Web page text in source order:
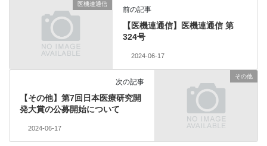
医機連通信
前の記事
【医機連通信】医機連通信 第
324号
2024-06-17
その他
次の記事
【その他】第7回日本医療研究開
発大賞の公募開始について
2024-06-17